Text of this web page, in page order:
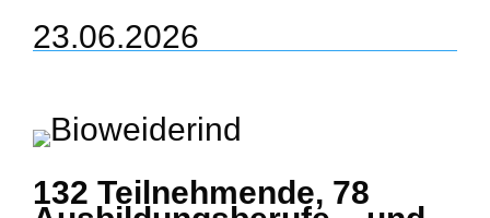
23.06.2026
132 Teilnehmende, 78